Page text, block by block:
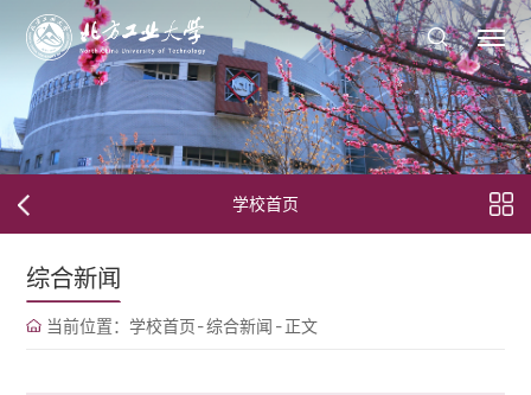
学校首页
综合新闻
当前位置： 学校首页-综合新闻 -正文